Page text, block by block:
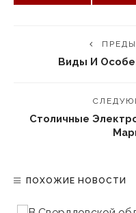
Виды И
Столичные
ПОХОЖИЕ НОВОСТИ